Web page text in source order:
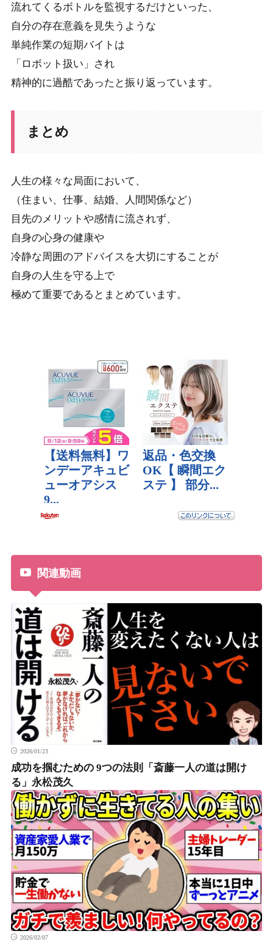
流れてくるボトルを監視するだけといった、
自分の存在意義を見失うような
単純作業の短期バイトは
「ロボット扱い」され
精神的に過酷であったと振り返っています。
まとめ
人生の様々な局面において、
（住まい、仕事、結婚、人間関係など）
目先のメリットや感情に流されず、
自身の心身の健康や
冷静な周囲のアドバイスを大切にすることが
自身の人生を守る上で
極めて重要であるとまとめています。
関連動画
2026/01/23
成功を掴むための 9つの法則「斎藤一人の道は開け
る」永松茂久
2026/02/07